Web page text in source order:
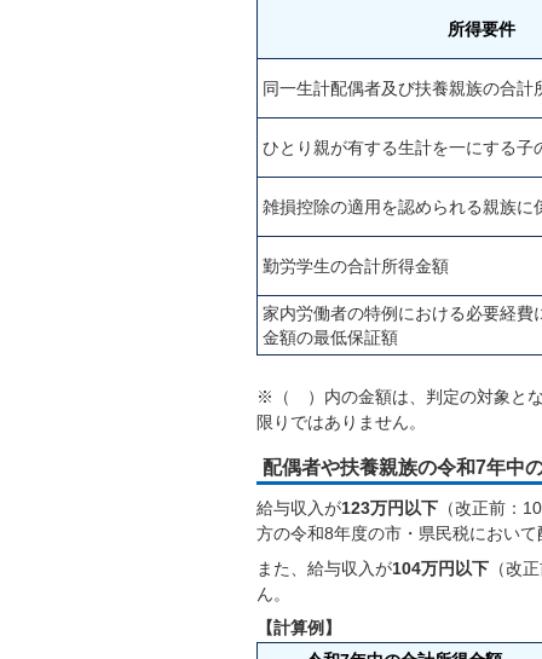
所得要件
同一生計配偶者及び扶養親族の合計
ひとり親が有する生計を一にする子
雑損控除の適用を認められる親族に
勤労学生の合計所得金額
家内労働者の特例における必要経費
金額の最低保証額
※（ ）内の金額は、判定の対象と
限りではありません。
配偶者や扶養親族の令和7年中
給与収入が123万円以下 （改正前：
方の令和8年度の市・県民税におい
また、給与収入が104万円以下 （改
ん。
【計算例】